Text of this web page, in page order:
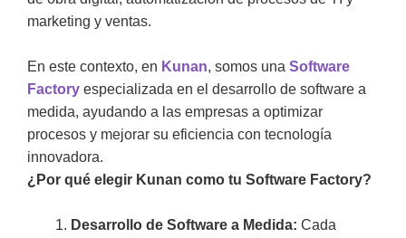
marketing y ventas.
En este contexto, en Kunan, somos una Software
Factory especializada en el desarrollo de software a
medida, ayudando a las empresas a optimizar
procesos y mejorar su eficiencia con tecnología
innovadora.
¿Por qué elegir Kunan como tu Software Factory?
Desarrollo de Software a Medida: Cada